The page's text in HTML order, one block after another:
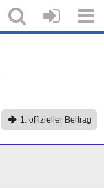
1. offizieller Beitrag